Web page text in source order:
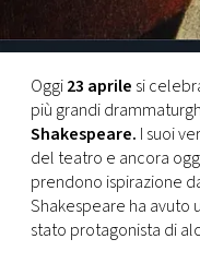
PRINCIPATO
DI
MONACO
RMC
CONSIGLIA
Oggi23 aprile si
più grandi
Shakespeare. I suoi
del teatro e ancora
prendono ispirazione
Shakespeare ha avuto
stato protagonista di